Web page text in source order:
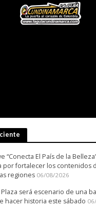
“Conecta El País de la
por fortalecer los contenidos
regiones 06/08/2026
Plaza será escenario de una
hacer historia este sábado